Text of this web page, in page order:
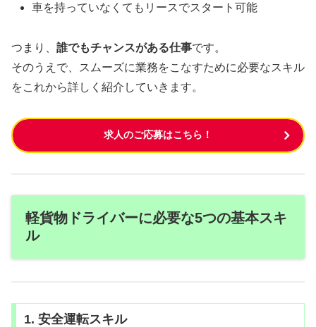
車を持っていなくてもリースでスタート可能
つまり、 誰でもチャンスがある仕事です。
そのうえで、スムーズに業務をこなすために必要なスキル
をこれから詳しく紹介していきます。
求人のご応募はこちら！
軽貨物ドライバーに必要な5つの基本スキ
ル
1. 安全運転スキル